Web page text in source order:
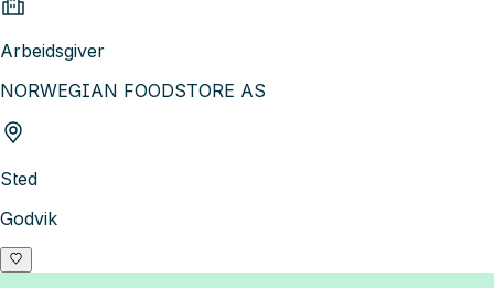
Arbeidsgiver
NORWEGIAN FOODSTORE AS
Sted
Godvik